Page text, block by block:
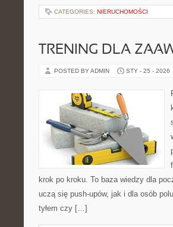
CATEGORIES: NIERUCHOMOŚCI
TRENING DLA
POSTED BY ADMIN STY - 25 - 2026
krok po kroku. To baza wiedzy dla
uczą się push-upów, jak i dla osób
tyłem czy […]